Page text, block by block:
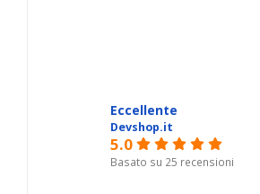
Eccellente
Devshop.it
5.0
Basato su 25 recensioni